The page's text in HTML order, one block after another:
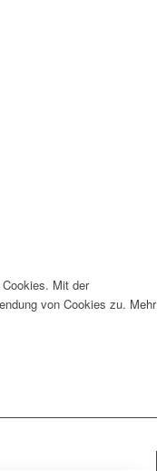
Mit der
von Cookies zu. Mehr